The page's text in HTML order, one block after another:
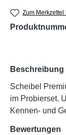
Zum Merkzettel
Beschreibung
Scheibel
im Probierset.
Kennen- und
Bewertungen